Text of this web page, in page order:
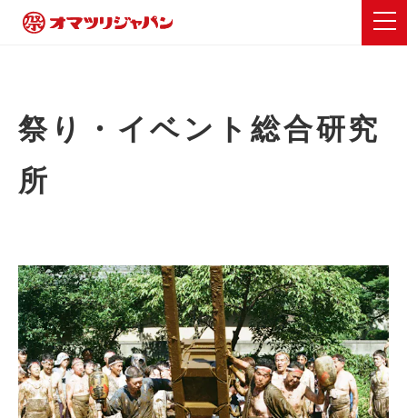
祭り・イベント総合研究
所